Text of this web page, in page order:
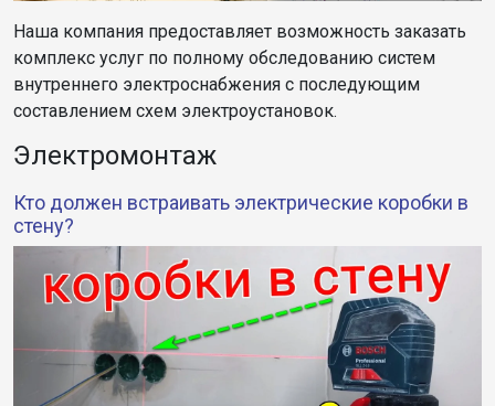
Наша компания предоставляет возможность заказать
комплекс услуг по полному обследованию систем
внутреннего электроснабжения с последующим
составлением схем электроустановок.
Электромонтаж
Кто должен встраивать электрические коробки в
стену?